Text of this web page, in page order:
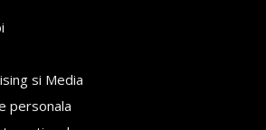
si Media
personala